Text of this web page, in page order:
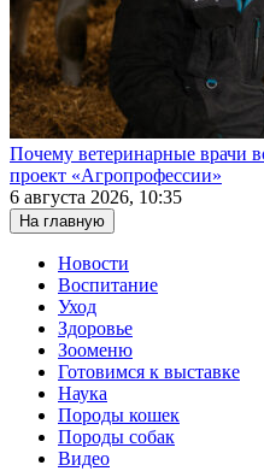
Почему ветеринарные врачи
проект «Агропрофессии»
6 августа 2026, 10:35
На главную
Новости
Воспитание
Уход
Здоровье
Зооменю
Готовимся к выставке
Наука
Породы кошек
Породы собак
Видео